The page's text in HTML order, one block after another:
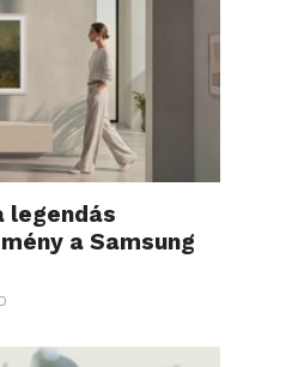
legendás
a Samsung